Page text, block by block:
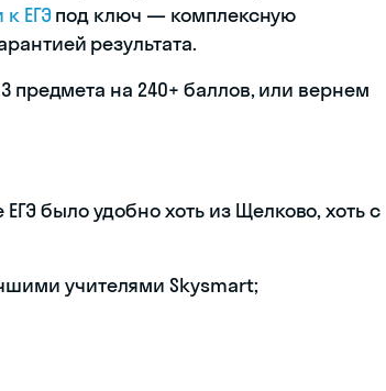
ЕГЭпод ключ — комплексную
результата.
предмета на 240+ баллов, или вернем
было удобно хоть из Щелково, хоть с
учителями Skysmart;